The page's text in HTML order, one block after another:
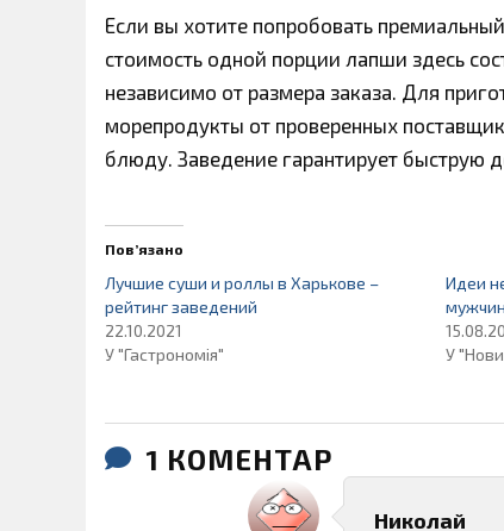
Если вы хотите попробовать
стоимость одной порции лапши здесь
независимо от размера заказа. Для
морепродукты от проверенных
блюду. Заведение гарантирует быструю
Пов’язано
Лучшие суши и роллы в Харькове –
рейтинг заведений
22.10.2021
У "Гастрономія"
Идеи
мужчин
У
1 КОМЕНТАР
Николай